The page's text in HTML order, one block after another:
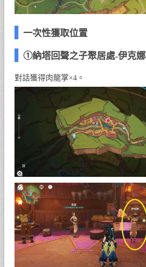
一次性獲取位置
①納塔回聲之子聚居處-伊克娜
對話獲得肉龍掌×4。